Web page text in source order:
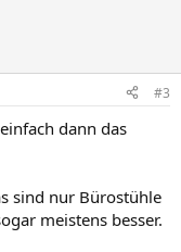
#3
dann das
sind nur Bürostühle
meistens besser.